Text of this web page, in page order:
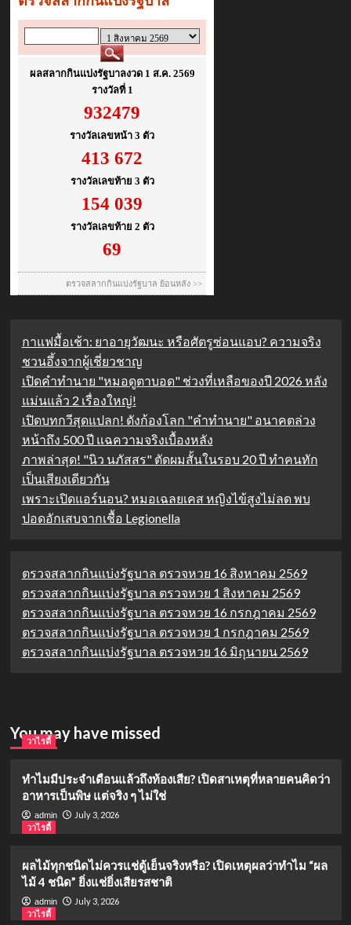
กาแฟมื้อเช้า: ยาอายุวัฒนะ หรือศัตรูซ่อนแอบ? ความจริง
ชวนอึ้งจากผู้เชี่ยวชาญ
เปิดคำทำนาย "หมอดูตาบอด" ช่วงที่เหลือของปี 2026 หลัง
แม่นแล้ว 2 เรื่องใหญ่!
เปิดบทกวีสุดแปลก! ดังก้องโลก "คำทำนาย" อนาคตล่วง
หน้าถึง 500 ปี แฉความจริงเบื้องหลัง
ภาพล่าสุด! "นิว นภัสสร" ตัดผมสั้นในรอบ 20 ปี ทำคนทัก
เป็นเสียงเดียวกัน
เพราะเปิดแอร์นอน? หมอเฉลยเคส หญิงไข้สูงไม่ลด พบ
ปอดอักเสบจากเชื้อ Legionella
ตรวจสลากกินแบ่งรัฐบาล ตรวจหวย 16 สิงหาคม 2569
ตรวจสลากกินแบ่งรัฐบาล ตรวจหวย 1 สิงหาคม 2569
ตรวจสลากกินแบ่งรัฐบาล ตรวจหวย 16 กรกฎาคม 2569
ตรวจสลากกินแบ่งรัฐบาล ตรวจหวย 1 กรกฎาคม 2569
ตรวจสลากกินแบ่งรัฐบาล ตรวจหวย 16 มิถุนายน 2569
You may have missed
วาไรตี้
ทำไมมีประจำเดือนแล้วถึงท้องเสีย? เปิดสาเหตุที่หลายคนคิดว่า
อาหารเป็นพิษ แต่จริง ๆ ไม่ใช่
admin
July 3, 2026
วาไรตี้
ผลไม้ทุกชนิดไม่ควรแช่ตู้เย็นจริงหรือ? เปิดเหตุผลว่าทำไม “ผล
ไม้ 4 ชนิด” ยิ่งแช่ยิ่งเสียรสชาติ
admin
July 3, 2026
วาไรตี้